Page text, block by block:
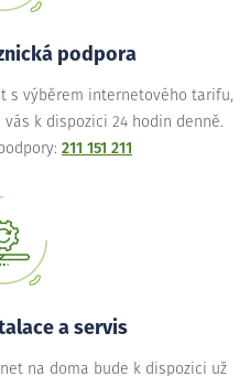
podpora
s výběrem internetového tarifu,
k dispozici 24 hodin denně.
211 151 211
a servis
na doma bude k dispozici už